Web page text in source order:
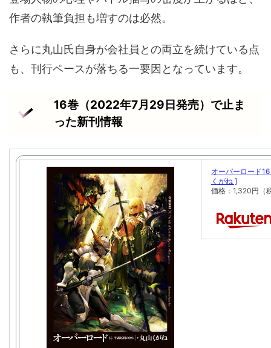
作者の執筆負担も増すのは必然。
さらに丸山氏自身が会社員との両立を続けている点
も、刊行ペースが落ちる一要因となっています。
16巻（2022年7月29日発売）で止ま
った新刊情報
オーバーロード
くがね ]
価格：1,320円（